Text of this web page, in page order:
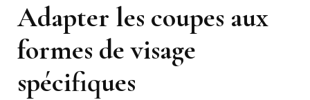
Adapter les coupes aux
formes de visage
spécifiques